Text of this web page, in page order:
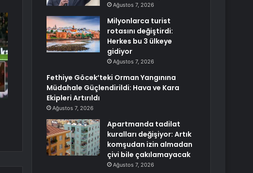
Ağustos 7, 2026
Milyonlarca turist
rotasını değiştirdi:
Herkes bu 3 ülkeye
gidiyor
Ağustos 7, 2026
Fethiye Göcek’teki Orman Yangınına
Müdahale Güçlendirildi: Hava ve Kara
Ekipleri Artırıldı
Ağustos 7, 2026
Apartmanda tadilat
kuralları değişiyor: Artık
komşudan izin almadan
çivi bile çakılamayacak
Ağustos 7, 2026